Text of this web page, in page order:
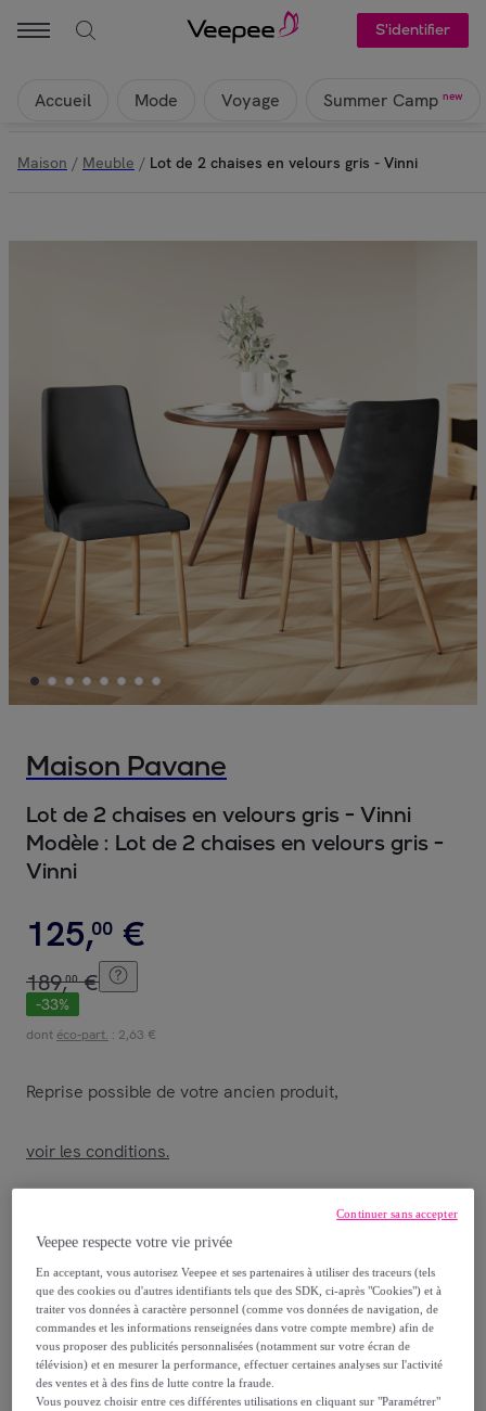
S'identifier
Accueil Mode Voyage Summer Camp new
Maison / Meuble / Lot de 2 chaises en velours gris - Vinni
Maison Pavane
Lot de 2 chaises en velours gris - Vinni
Modèle : Lot de 2 chaises en velours gris -
Vinni
125,00 €
189,00 €
-33%
dont éco-part. : 2,63 €
Reprise possible de votre ancien produit,
voir les conditions.
Livraison
Livraison offerte par la marque
Veepee respecte votre vie privée
En acceptant, vous autorisez Veepee et ses partenaires à utiliser des traceurs (tels
que des cookies ou d'autres identifiants tels que des SDK, ci-après "Cookies") et à
traiter vos données à caractère personnel (comme vos données de navigation, de
commandes et les informations renseignées dans votre compte membre) afin de
vous proposer des publicités personnalisées (notamment sur votre écran de
télévision) et en mesurer la performance, effectuer certaines analyses sur l'activité
des ventes et à des fins de lutte contre la fraude.
Vous pouvez choisir entre ces différentes utilisations en cliquant sur "Paramétrer"
Continuer sans accepter